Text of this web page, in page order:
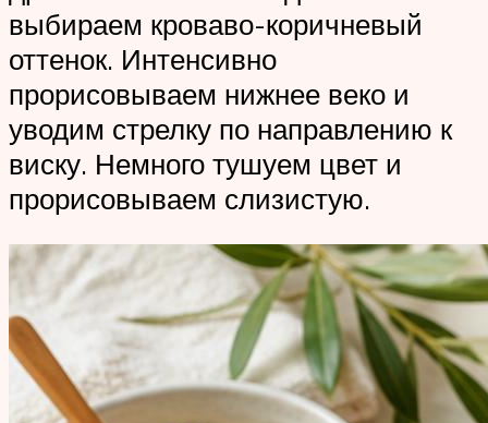
выбираем кроваво-коричневый
оттенок. Интенсивно
прорисовываем нижнее веко и
уводим стрелку по направлению к
виску. Немного тушуем цвет и
прорисовываем слизистую.